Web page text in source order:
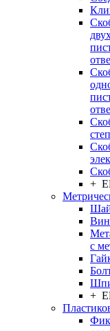
+
с
+